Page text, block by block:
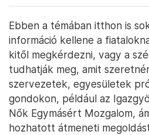
Ebben a témában itthon is
információ kellene a
kitől megkérdezni, vagy a
tudhatják meg, amit
szervezetek, egyesületek
gondokon, például az
Nők Egymásért Mozgalom,
hozhatott átmeneti